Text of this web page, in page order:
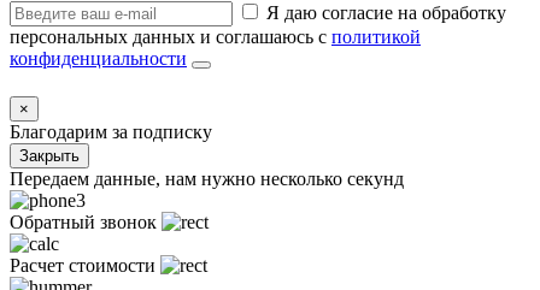
Я даю согласие на обработку
персональных данных и соглашаюсь с политикой
конфиденциальности
×
Благодарим за подписку
Закрыть
Передаем данные, нам нужно несколько секунд
Обратный звонок
Расчет стоимости